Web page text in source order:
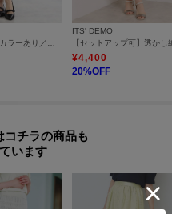
◆【WEB限定カラーあり／ウエスト紐調節／セットアップ可】ジャカードスカート
ITS' DEMO
¥4,400
20%OFF
コチラの商品も
います